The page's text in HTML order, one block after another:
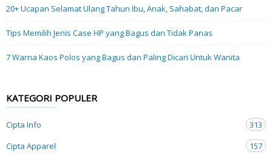
20+ Ucapan Selamat Ulang Tahun Ibu, Anak, Sahabat, dan Pacar
Tips Memilih Jenis Case HP yang Bagus dan Tidak Panas
7 Warna Kaos Polos yang Bagus dan Paling Dicari Untuk Wanita
KATEGORI POPULER
Cipta Info
313
Cipta Apparel
157